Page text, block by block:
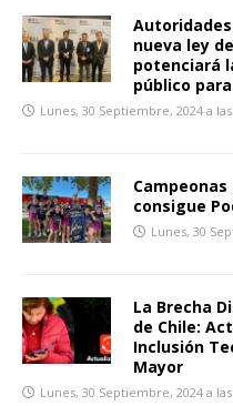
nueva ley
potenciará
público
Lunes, 30 Septiembre, 2024 a las
Campeonas
consigue
Lunes, 30
La Brecha
de Chile:
Inclusión
Mayor
Lunes, 30 Septiembre, 2024 a